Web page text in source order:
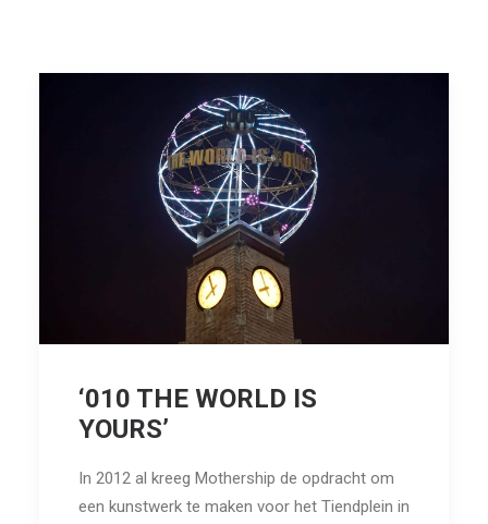
‘010 THE WORLD IS
YOURS’
In 2012 al kreeg Mothership de opdracht om
een kunstwerk te maken voor het Tiendplein in